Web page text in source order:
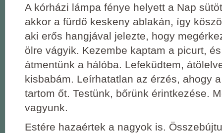
A kórházi lámpa fénye helyett a Nap
akkor a fürdő keskeny ablakán, így
aki erős hangjával jelezte, hogy
ölre vágyik. Kezembe kaptam a picurt,
átmentünk a hálóba. Lefeküdtem,
kisbabám. Leírhatatlan az érzés, ahogy
tartom őt. Testünk, bőrünk érintkezése.
vagyunk.
Estére hazaértek a nagyok is.